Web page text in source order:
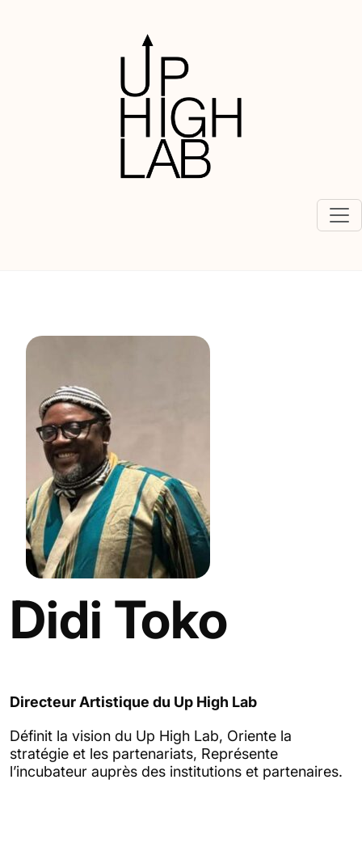
Didi Toko
Directeur Artistique du Up High Lab
Définit la vision du Up High Lab, Oriente la
stratégie et les partenariats, Représente
l’incubateur auprès des institutions et partenaires.